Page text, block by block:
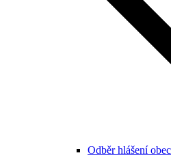
Odběr hlášení